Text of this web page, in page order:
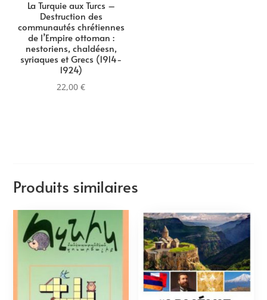
La Turquie aux Turcs –
Destruction des
communautés chrétiennes
de l’Empire ottoman :
nestoriens, chaldéesn,
syriaques et Grecs (1914-
1924)
22,00€
Produits similaires